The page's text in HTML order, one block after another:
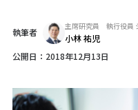
公開日： 2018年12月13日
執筆者
主席研究員 執行役員
小林 祐児